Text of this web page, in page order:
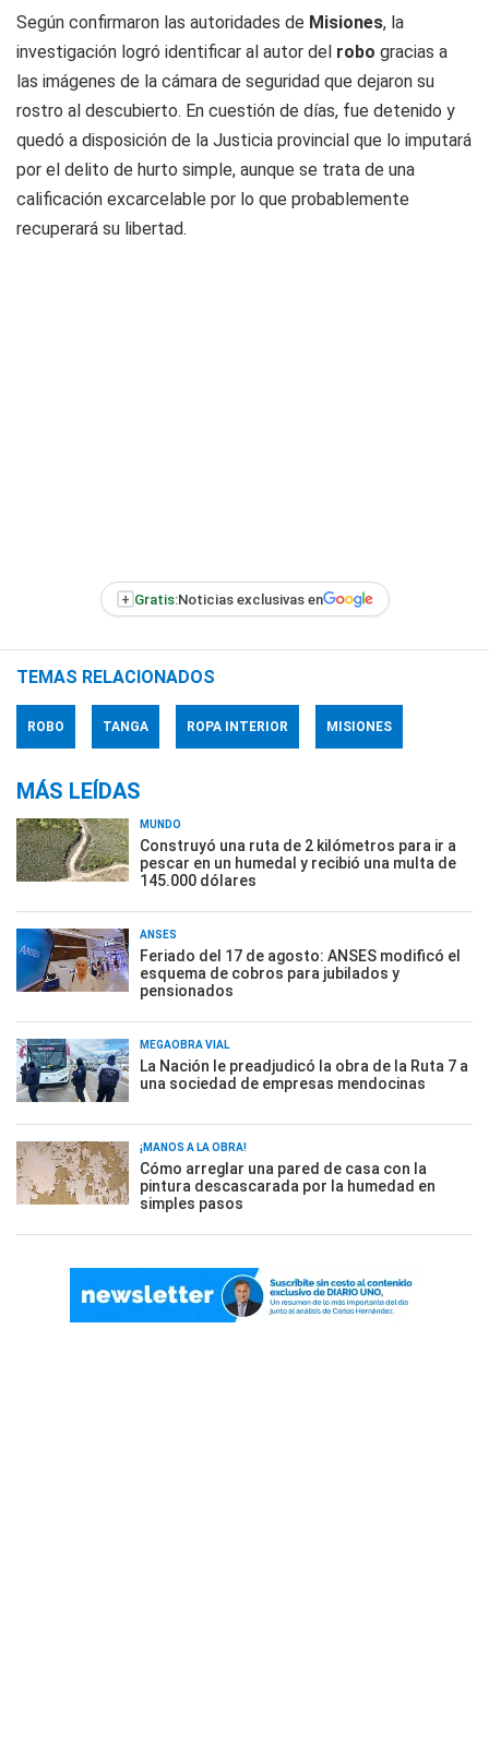
Según confirmaron las autoridades de Misiones, la
investigación logró identificar al autor del robo gracias a
las imágenes de la cámara de seguridad que dejaron su
rostro al descubierto. En cuestión de días, fue detenido y
quedó a disposición de la Justicia provincial que lo imputará
por el delito de hurto simple, aunque se trata de una
calificación excarcelable por lo que probablemente
recuperará su libertad.
+ Gratis:Noticias exclusivas en
TEMAS RELACIONADOS
ROBO TANGA ROPA INTERIOR MISIONES
MÁS LEÍDAS
MUNDO
Construyó una ruta de 2 kilómetros para ir a
pescar en un humedal y recibió una multa de
145.000 dólares
ANSES
Feriado del 17 de agosto: ANSES modificó el
esquema de cobros para jubilados y
pensionados
MEGAOBRA VIAL
La Nación le preadjudicó la obra de la Ruta 7 a
una sociedad de empresas mendocinas
¡MANOS A LA OBRA!
Cómo arreglar una pared de casa con la
pintura descascarada por la humedad en
simples pasos